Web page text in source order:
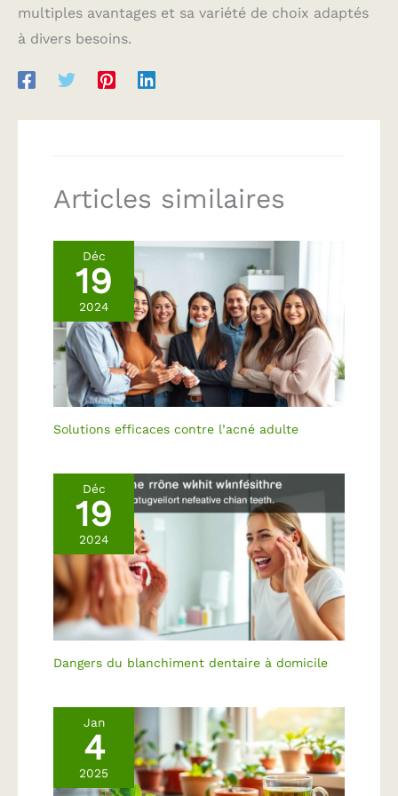
multiples avantages et sa variété de choix adaptés
à divers besoins.
Articles similaires
Déc
19
2024
Solutions efficaces contre l’acné adulte
Déc
19
2024
Dangers du blanchiment dentaire à domicile
Jan
4
2025